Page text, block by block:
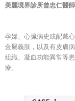
美麗境界診所曾忠仁醫
孕婦、心臟病史或配戴
金屬義肢，以及有皮膚
組織、凝血功能異常等
療。